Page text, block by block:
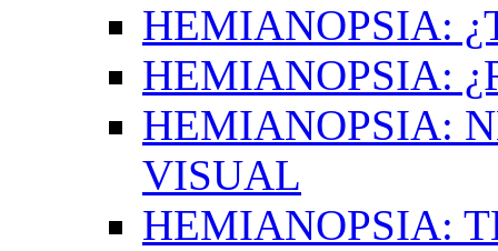
HEMIANOPSIA:
HEMIANOPSIA:
HEMIANOPSIA:
VISUAL
HEMIANOPSIA: